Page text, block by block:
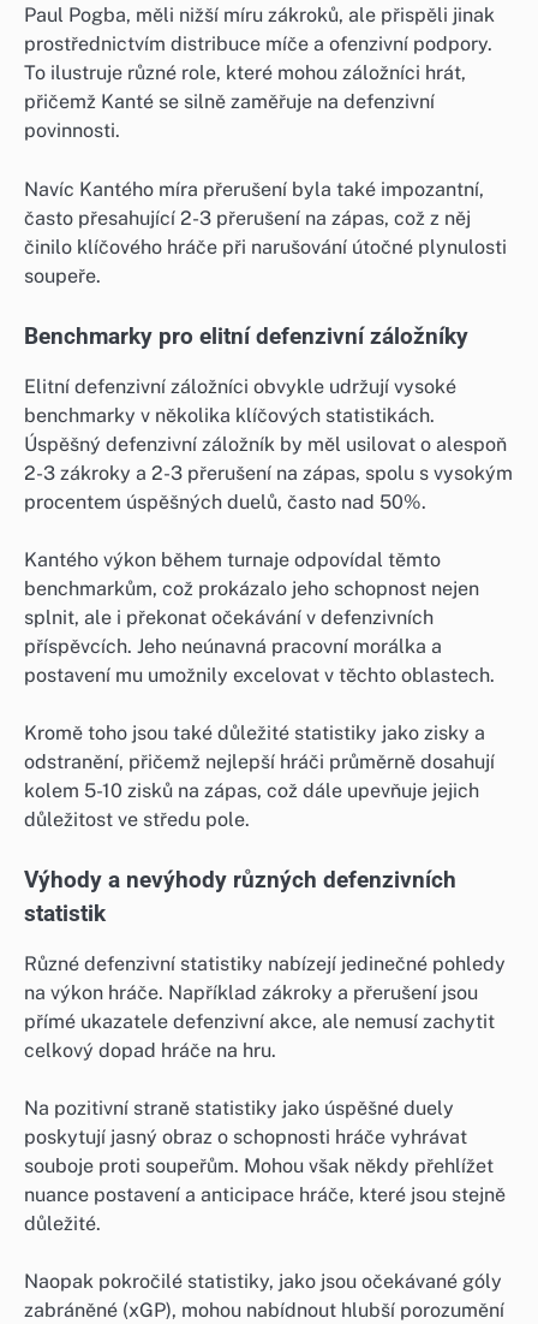
Paul Pogba, měli nižší míru zákroků, ale přispěli jinak
prostřednictvím distribuce míče a ofenzivní podpory.
To ilustruje různé role, které mohou záložníci hrát,
přičemž Kanté se silně zaměřuje na defenzivní
povinnosti.
Navíc Kantého míra přerušení byla také impozantní,
často přesahující 2-3 přerušení na zápas, což z něj
činilo klíčového hráče při narušování útočné plynulosti
soupeře.
Benchmarky pro elitní defenzivní záložníky
Elitní defenzivní záložníci obvykle udržují vysoké
benchmarky v několika klíčových statistikách.
Úspěšný defenzivní záložník by měl usilovat o alespoň
2-3 zákroky a 2-3 přerušení na zápas, spolu s vysokým
procentem úspěšných duelů, často nad 50%.
Kantého výkon během turnaje odpovídal těmto
benchmarkům, což prokázalo jeho schopnost nejen
splnit, ale i překonat očekávání v defenzivních
příspěvcích. Jeho neúnavná pracovní morálka a
postavení mu umožnily excelovat v těchto oblastech.
Kromě toho jsou také důležité statistiky jako zisky a
odstranění, přičemž nejlepší hráči průměrně dosahují
kolem 5-10 zisků na zápas, což dále upevňuje jejich
důležitost ve středu pole.
Výhody a nevýhody různých defenzivních
statistik
Různé defenzivní statistiky nabízejí jedinečné pohledy
na výkon hráče. Například zákroky a přerušení jsou
přímé ukazatele defenzivní akce, ale nemusí zachytit
celkový dopad hráče na hru.
Na pozitivní straně statistiky jako úspěšné duely
poskytují jasný obraz o schopnosti hráče vyhrávat
souboje proti soupeřům. Mohou však někdy přehlížet
nuance postavení a anticipace hráče, které jsou stejně
důležité.
Naopak pokročilé statistiky, jako jsou očekávané góly
zabráněné (xGP), mohou nabídnout hlubší porozumění